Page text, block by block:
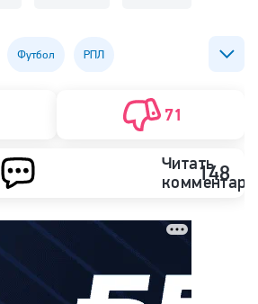
Футбол РПЛ
71
Читать148